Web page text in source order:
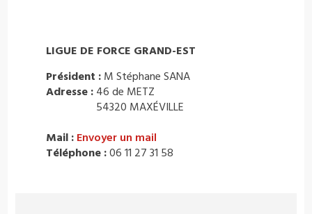
LIGUE DE FORCE GRAND-EST
Président : M Stéphane SANA
Adresse : 46 de METZ
54320 MAXÉVILLE
Mail : Envoyer un mail
Téléphone :06 11 27 31 58